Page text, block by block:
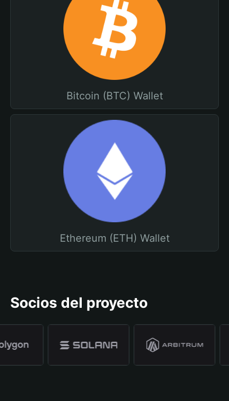
Bitcoin (BTC) Wallet
Ethereum (ETH) Wallet
Socios del proyecto